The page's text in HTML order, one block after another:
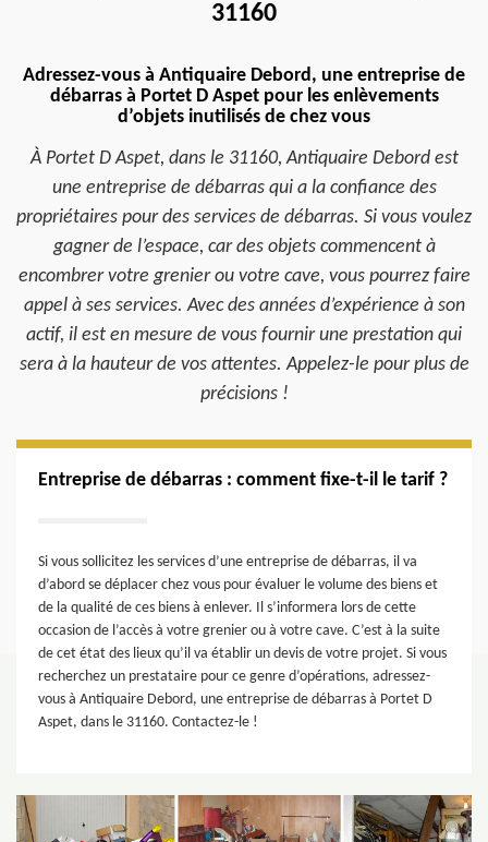
31160
Adressez-vous à Antiquaire Debord, une entreprise de
débarras à Portet D Aspet pour les enlèvements
d’objets inutilisés de chez vous
À Portet D Aspet, dans le 31160, Antiquaire Debord est
une entreprise de débarras qui a la confiance des
propriétaires pour des services de débarras. Si vous voulez
gagner de l’espace, car des objets commencent à
encombrer votre grenier ou votre cave, vous pourrez faire
appel à ses services. Avec des années d’expérience à son
actif, il est en mesure de vous fournir une prestation qui
sera à la hauteur de vos attentes. Appelez-le pour plus de
précisions !
Entreprise de débarras : comment fixe-t-il le tarif ?
Si vous sollicitez les services d’une entreprise de débarras, il va
d’abord se déplacer chez vous pour évaluer le volume des biens et
de la qualité de ces biens à enlever. Il s’informera lors de cette
occasion de l’accès à votre grenier ou à votre cave. C’est à la suite
de cet état des lieux qu’il va établir un devis de votre projet. Si vous
recherchez un prestataire pour ce genre d’opérations, adressez-
vous à Antiquaire Debord, une entreprise de débarras à Portet D
Aspet, dans le 31160. Contactez-le !